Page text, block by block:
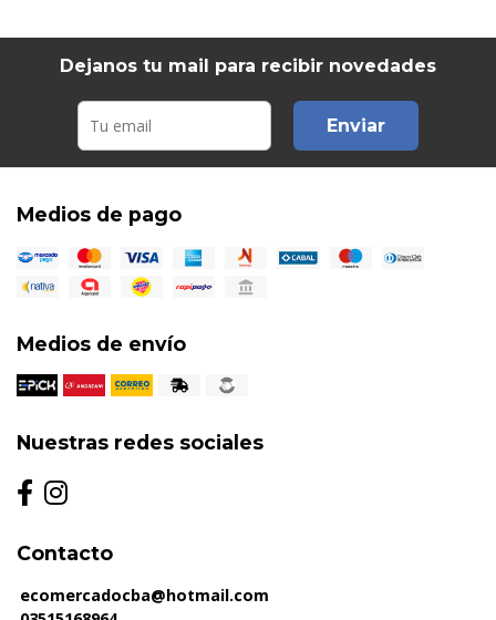
Dejanos tu mail para recibir novedades
Enviar
Medios de pago
Medios de envío
Nuestras redes sociales
Contacto
ecomercadocba@hotmail.com